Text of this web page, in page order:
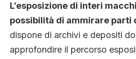
L’esposizione di interi
possibilità di ammirare
dispone di archivi e depositi
approfondire il percorso